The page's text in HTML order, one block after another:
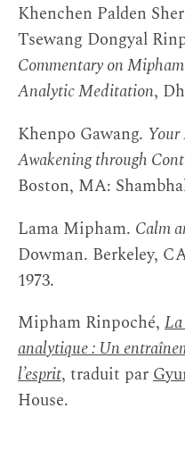
Khenchen Palden
Tsewang Dongyal
Commentary on
Analytic Meditation,
Khenpo Gawang.
Awakening through
Boston, MA:
Lama Mipham. Calm
Dowman. Berkeley,
1973.
Mipham Rinpoché,
analytique : Un
l’esprit, traduit par
House.